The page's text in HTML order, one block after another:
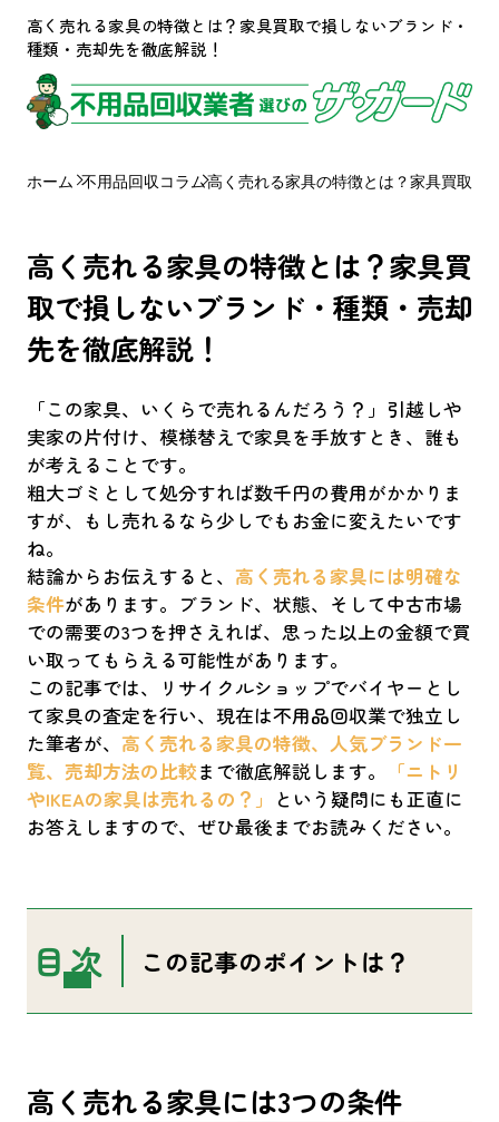
高く売れる家具の特徴とは？家具買取で損しないブランド・
種類・売却先を徹底解説！
ホーム 不用品回収コラム高く売れる家具の特徴とは？家具買取で
高く売れる家具の特徴とは？家具買
取で損しないブランド・種類・売却
先を徹底解説！
「この家具、いくらで売れるんだろう？」引越しや
実家の片付け、模様替えで家具を手放すとき、誰も
が考えることです。
粗大ゴミとして処分すれば数千円の費用がかかりま
すが、もし売れるなら少しでもお金に変えたいです
ね。
結論からお伝えすると、 高く売れる家具には明確な
条件があります。ブランド、状態、そして中古市場
での需要の3つを押さえれば、思った以上の金額で買
い取ってもらえる可能性があります。
この記事では、リサイクルショップでバイヤーとし
て家具の査定を行い、現在は不用品回収業で独立し
た筆者が、 高く売れる家具の特徴、人気ブランド一
覧、売却方法の比較まで徹底解説します。
「ニトリ
やIKEAの家具は売れるの？」
という疑問にも正直に
お答えしますので、ぜひ最後までお読みください。
この記事のポイントは？
表
示
高く売れる家具には3つの条件